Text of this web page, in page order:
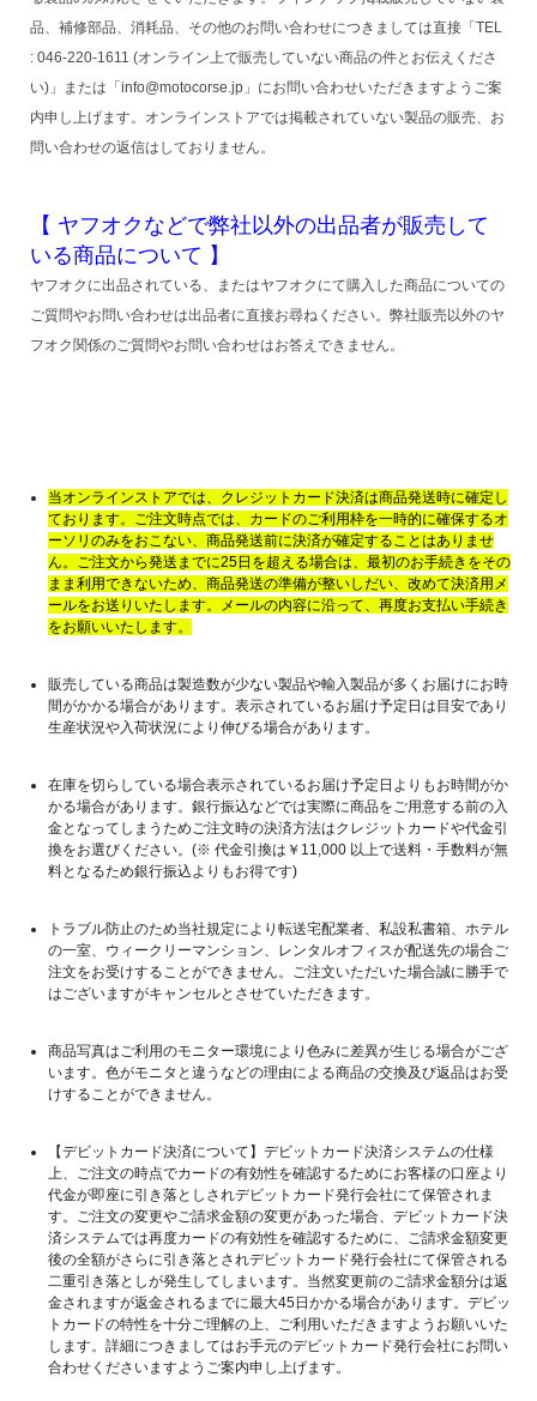
品、補修部品、消耗品、その他のお問い合わせにつきましては直接「TEL
: 046-220-1611 (オンライン上で販売していない商品の件とお伝えくださ
い)」または「info@motocorse.jp」にお問い合わせいただきますようご案
内申し上げます。オンラインストアでは掲載されていない製品の販売、お
問い合わせの返信はしておりません。
【 ヤフオクなどで弊社以外の出品者が販売して
いる商品について 】
ヤフオクに出品されている、またはヤフオクにて購入した商品についての
ご質問やお問い合わせは出品者に直接お尋ねください。弊社販売以外のヤ
フオク関係のご質問やお問い合わせはお答えできません。
当オンラインストアでは、クレジットカード決済は商品発送時に確定し
ております。ご注文時点では、カードのご利用枠を一時的に確保するオ
ーソリのみをおこない、商品発送前に決済が確定することはありませ
ん。ご注文から発送までに25日を超える場合は、最初のお手続きをその
まま利用できないため、商品発送の準備が整いしだい、改めて決済用メ
ールをお送りいたします。メールの内容に沿って、再度お支払い手続き
をお願いいたします。
販売している商品は製造数が少ない製品や輸入製品が多くお届けにお時
間がかかる場合があります。表示されているお届け予定日は目安であり
生産状況や入荷状況により伸びる場合があります。
在庫を切らしている場合表示されているお届け予定日よりもお時間がか
かる場合があります。銀行振込などでは実際に商品をご用意する前の入
金となってしまうためご注文時の決済方法はクレジットカードや代金引
換をお選びください。(※ 代金引換は￥11,000 以上で送料・手数料が無
料となるため銀行振込よりもお得です)
トラブル防止のため当社規定により転送宅配業者、私設私書箱、ホテル
の一室、ウィークリーマンション、レンタルオフィスが配送先の場合ご
注文をお受けすることができません。ご注文いただいた場合誠に勝手で
はございますがキャンセルとさせていただきます。
商品写真はご利用のモニター環境により色みに差異が生じる場合がござ
います。色がモニタと違うなどの理由による商品の交換及び返品はお受
けすることができません。
【デビットカード決済について】デビットカード決済システムの仕様
上、ご注文の時点でカードの有効性を確認するためにお客様の口座より
代金が即座に引き落としされデビットカード発行会社にて保管されま
す。ご注文の変更やご請求金額の変更があった場合、デビットカード決
済システムでは再度カードの有効性を確認するために、ご請求金額変更
後の全額がさらに引き落とされデビットカード発行会社にて保管される
二重引き落としが発生してしまいます。当然変更前のご請求金額分は返
金されますが返金されるまでに最大45日かかる場合があります。デビッ
トカードの特性を十分ご理解の上、ご利用いただきますようお願いいた
します。詳細につきましてはお手元のデビットカード発行会社にお問い
合わせくださいますようご案内申し上げます。